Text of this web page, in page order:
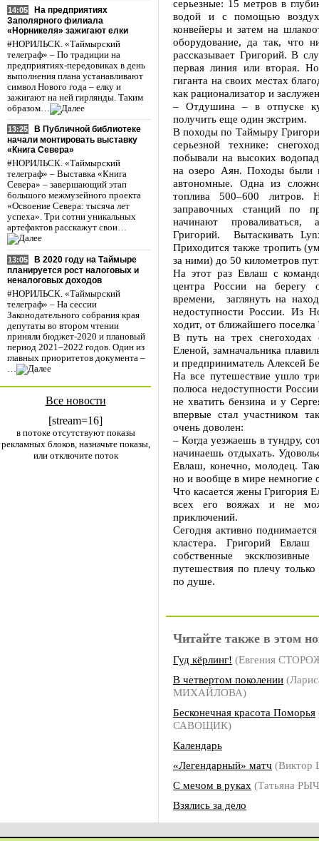
14:05
На предприятиях
Заполярного филиала
«Норникеля» зажигают елки
#НОРИЛЬСК. «Таймырский
телеграф» – По традиции на
предприятиях-передовиках в день
выполнения плана устанавливают
символ Нового года – елку и
зажигают на ней гирлянды. Таким
образом…
13:25
В Публичной библиотеке
начали монтировать выставку
«Книга Севера»
#НОРИЛЬСК. «Таймырский
телеграф» – Выставка «Книга
Севера» – завершающий этап
большого межмузейного проекта
«Освоение Севера: тысяча лет
успеха». Три сотни уникальных
артефактов расскажут свои…
13:05
В 2020 году на Таймыре
планируется рост налоговых и
неналоговых доходов
#НОРИЛЬСК. «Таймырский
телеграф» – На сессии
Законодательного собрания края
депутаты во втором чтении
приняли бюджет-2020 и плановый
период 2021–2022 годов. Один из
главных приоритетов документа –
…
Все новости
[stream=16]
в потоке отсутствуют показы
рекламных блоков, назначьте показы,
или отключите поток
серьезные: 15 метров в
водой и с помощью
конвейеры и затем на
оборудование, да так, что
рассказывает Григорий. В
первая линия или вторая.
гиганта на своих местах
как рационализатор и
– Отдушина – в отпуске
получить еще один экстрим.
В походы по Таймыру
серьезной технике:
побывали на высоких
на озеро Аян. Походы были
автономные. Одна из
топлива 500–600 литров.
заправочных станций по
начинают
Григорий. Вытаскивать
Приходится также тропить
за ними) до 50 километров
На этот раз Евлаш с
центра России на
времени, заглянуть на
недоступности России. Из
ходит, от ближайшего
В путь на трех снегоходах
Еленой, замначальника
и предприниматель Алексей
На все путешествие ушло
полюса недоступности
не хватить бензина и у
впервые стал участником
очень доволен:
– Когда уезжаешь в тундру,
начинаешь отдыхать.
Евлаш, конечно, молодец.
но и вообще в мире немногие
Что касается жены Григория
всех его вояжах и не
приключений.
Сегодня активно
кластера. Григорий
собственные
путешествия по плечу
по душе.
Читайте также в этом
Гуд кёрлинг! (Евгения
В четвертом поколении
МИХАЙЛОВА)
Бесконечная красота Поморья
САВОЩИК)
Календарь
«Легендарный» матч (Виктор
С мечом в руках (Татьяна
Взялись за дело